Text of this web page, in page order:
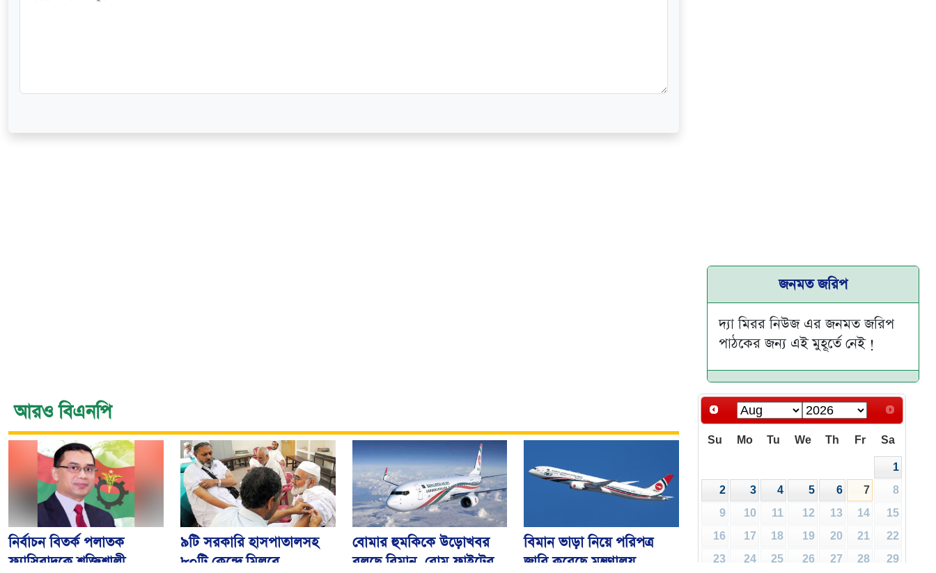
জনমত জরিপ
দ্যা মিরর নিউজ এর জনমত জরিপ
পাঠকের জন্য এই মুহূর্তে নেই !
আরও বিএনপি
নির্বাচন বিতর্ক পলাতক
ফ্যাসিবাদকে শক্তিশালী
৯টি সরকারি হাসপাতালসহ
৮০টি কেন্দ্রে মিলবে
বোমার হুমকিকে উড়োখবর
বলছে বিমান, রোম ফ্লাইটের
বিমান ভাড়া নিয়ে পরিপত্র
জারি করেছে মন্ত্রণালয়
Su Mo Tu We Th Fr Sa
1
2
3 4 5 6 7
8
9
10 11 12 13 14
15
16
17 18 19 20 21
22
23
24 25 26 27 28
29